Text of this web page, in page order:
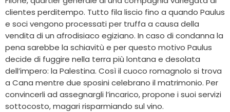
clientes perditempo. Tutto fila liscio fino a quando Paulus
e soci vengono processati per truffa a causa della
vendita di un afrodisiaco egiziano. In caso di condanna la
pena sarebbe la schiavitù e per questo motivo Paulus
decide di fuggire nella terra più lontana e desolata
dell’impero: la Palestina. Così il cuoco romagnolo si trova
a Cana mentre due sposini celebrano il matrimonio. Per
convincerli ad assegnargli l’incarico, propone i suoi servizi
sottocosto, magari risparmiando sul vino.